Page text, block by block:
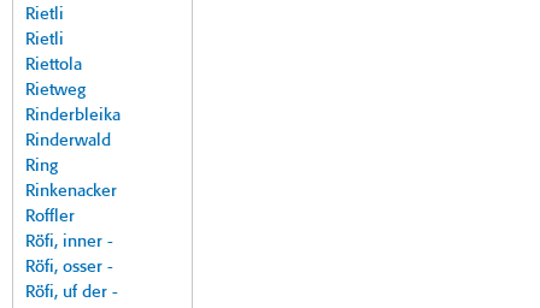
Rietli
Rietli
Riettola
Rietweg
Rinderbleika
Rinderwald
Ring
Rinkenacker
Roffler
Röfi, inner -
Röfi, osser -
Röfi, uf der -